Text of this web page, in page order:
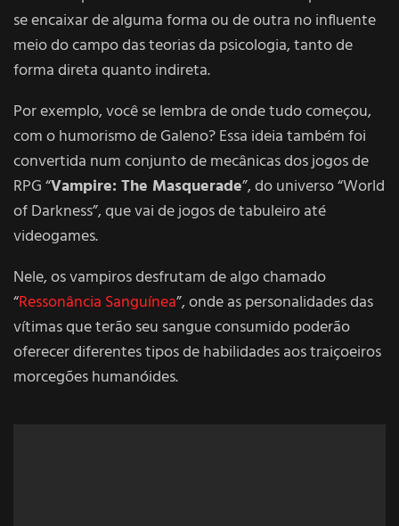
se encaixar de alguma forma ou de outra no influente
meio do campo das teorias da psicologia, tanto de
forma direta quanto indireta.
Por exemplo, você se lembra de onde tudo começou,
com o humorismo de Galeno? Essa ideia também foi
convertida num conjunto de mecânicas dos jogos de
RPG “Vampire: The Masquerade”, do universo “World
of Darkness”, que vai de jogos de tabuleiro até
videogames.
Nele, os vampiros desfrutam de algo chamado
“Ressonância Sanguínea”, onde as personalidades das
vítimas que terão seu sangue consumido poderão
oferecer diferentes tipos de habilidades aos traiçoeiros
morcegões humanóides.